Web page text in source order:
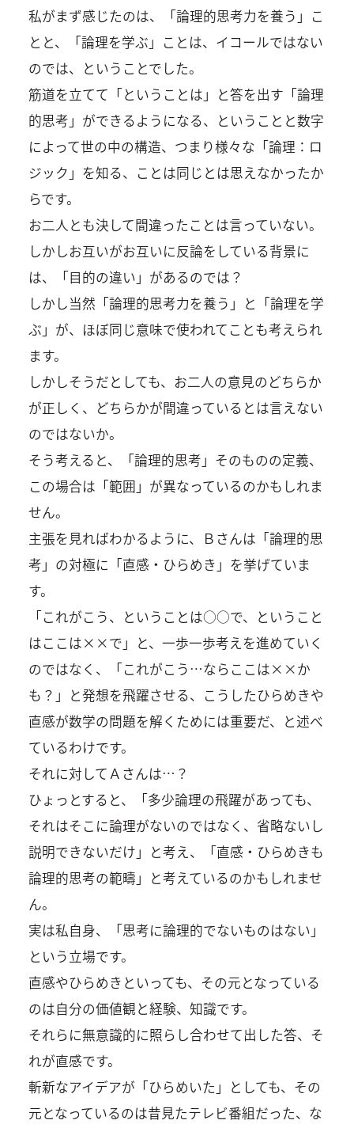
私がまず感じたのは、「論理的思考力を養う」こ
とと、「論理を学ぶ」ことは、イコールではない
のでは、ということでした。
筋道を立てて「ということは」と答を出す「論理
的思考」ができるようになる、ということと数字
によって世の中の構造、つまり様々な「論理：ロ
ジック」を知る、ことは同じとは思えなかったか
らです。
お二人とも決して間違ったことは言っていない。
しかしお互いがお互いに反論をしている背景に
は、「目的の違い」があるのでは？
しかし当然「論理的思考力を養う」と「論理を学
ぶ」が、ほぼ同じ意味で使われてことも考えられ
ます。
しかしそうだとしても、お二人の意見のどちらか
が正しく、どちらかが間違っているとは言えない
のではないか。
そう考えると、「論理的思考」そのものの定義、
この場合は「範囲」が異なっているのかもしれま
せん。
主張を見ればわかるように、Ｂさんは「論理的思
考」の対極に「直感・ひらめき」を挙げていま
す。
「これがこう、ということは○○で、ということ
はここは××で」と、一歩一歩考えを進めていく
のではなく、「これがこう…ならここは××か
も？」と発想を飛躍させる、こうしたひらめきや
直感が数学の問題を解くためには重要だ、と述べ
ているわけです。
それに対してＡさんは…？
ひょっとすると、「多少論理の飛躍があっても、
それはそこに論理がないのではなく、省略ないし
説明できないだけ」と考え、「直感・ひらめきも
論理的思考の範疇」と考えているのかもしれませ
ん。
実は私自身、「思考に論理的でないものはない」
という立場です。
直感やひらめきといっても、その元となっている
のは自分の価値観と経験、知識です。
それらに無意識的に照らし合わせて出した答、そ
れが直感です。
斬新なアイデアが「ひらめいた」としても、その
元となっているのは昔見たテレビ番組だった、な